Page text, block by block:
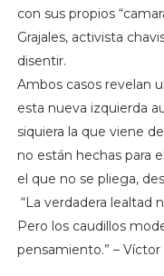
con sus propios
Grajales, activista
disentir.
Ambos casos revelan
esta nueva izquierda
siquiera la que viene
no están hechas para
el que no se pliega,
“La verdadera lealtad
Pero los caudillos
pensamiento.” –